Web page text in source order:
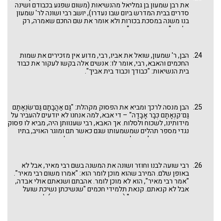
וכי עניים היו שם? והלא לא היו שם אלא נח ובניו, ולמי הייתם עושין
צדקה? אמר ליה: על הבהמה ועל החיה ועל העוף. לא היינו ישנים,
אלא נותנים היינו לפני זה ולפני זה כל הלילה. אותה שעה אמר
אברהם: ומה אילולי שעשו צדקה עם בהמה וחיה ועוף לא היו יוצאין,
איש מרעהו (קהלת ד ד)". ואגב אורחא למדנו שיש קשר בין קנ"ה
ובין קנ"א. אדם מקנא למה שקנה וגם למה שחברו קנה והוא לא.
את רבן שמעון בן גמליאל מהנשיאות (משום שפגע בכבודם ושינה
סדרים בבית המדרש ביום שבו נעדרו), יושב רבי ושונה לר' שמעון
בנו משנה במסכת בכורות ולא אומר את שם החכם שאמרה, רק
בלשון "אחרים אומרים".
הבן, ר' שמעון, שואל את אביו, רבי, מדוע אין מזכירים את שמות
החכמים והאבא, רבי, אומר לו: אנשים אלה בקשו לעקור את כבוד
בית הנשיאות: "כבודך וכבוד בית אביך".
הבן מנסה לרכך ומביא את הפסוק מקהלת: "גַּם אַהֲבָתָם גַּם־שִׂנְאָתָם
גַּם־קִנְאָתָם כְּבָר אָבָדָה" – די אבא, למה אנחנו לא יודעים להעביר על
מידותינו, לשכוח ולסלוח. אך האבא, רבי שענוותן היה, מביא לו פסוק
נגדי מספר תהלים שמשמעותו שגם כאשר תם ומוגר האויב, בתיו
נשארים חרבים! והבן לא מוותר וממשיך ועונה לאבא: זה כאשר
ההריסות ולא להמשיך ולנטור כל הימים.
רבי שועה לבנו וחוזר ושונה את המשנה בשם רבי מאיר, אבל לא
באופן שלם. המירב שהוא מוכן לומר הוא: "אמרו משום רבי מאיר".
"אמר רבי מאיר", הוא לא מוכן לומר. אהבתם ושנאתם אולי אבדה,
אבל לא קנאתם. קנאת תלמידי חכמים "שנשיכתן נשיכת שועל
ועקיצתן עקיצת עקרב" (מסכת אבות פרק ב משנה י) לא במהרה